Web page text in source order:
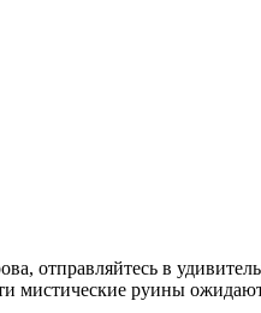
отправляйтесь в
мистические руины